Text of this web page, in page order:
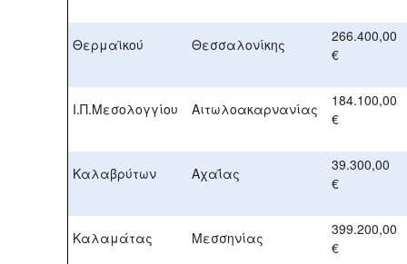
Θερμαϊκού Θεσσαλονίκης
266.400,00
€
Ι.Π.Μεσολογγίου Αιτωλοακαρνανίας
184.100,00
€
Καλαβρύτων Αχαΐας
39.300,00
€
Καλαμάτας Μεσσηνίας
399.200,00
€